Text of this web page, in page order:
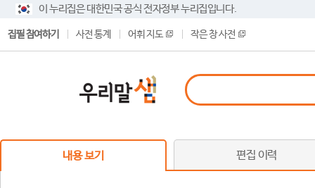
이 누리집은 대한민국 공식 전자정부 누리집입니다.
집필 참여하기 사전 통계 어휘 지도 작은 창 사전
내용 보기 편집 이력